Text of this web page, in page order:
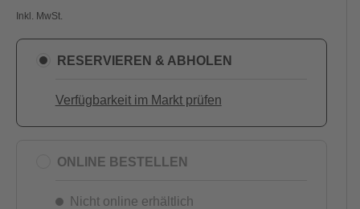
Inkl. MwSt.
RESERVIEREN & ABHOLEN
Verfügbarkeit im Markt prüfen
ONLINE BESTELLEN
Nicht online erhältlich